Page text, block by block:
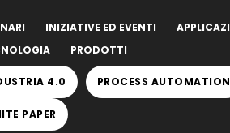
INIZIATIVE ED EVENTI
PRODOTTI
4.0 PROCESS AUTOMATION
PAPER